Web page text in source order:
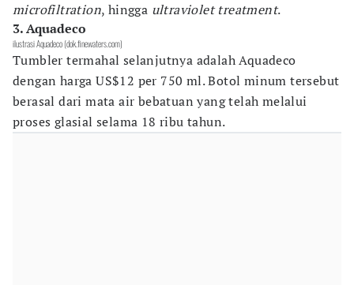
microfiltration, hingga ultraviolet treatment.
3. Aquadeco
ilustrasi Aquadeco (dok.finewaters.com)
Tumbler termahal selanjutnya adalah Aquadeco
dengan harga US$12 per 750 ml. Botol minum tersebut
berasal dari mata air bebatuan yang telah melalui
proses glasial selama 18 ribu tahun.